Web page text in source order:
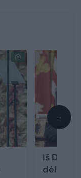
Iš D.
dėl
→